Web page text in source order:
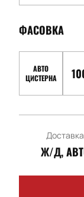
ФАСОВКА
АВТО
ЦИСТЕРНА
Доставка
Ж/Д,